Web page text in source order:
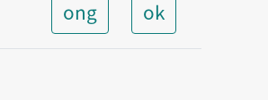
ong ok